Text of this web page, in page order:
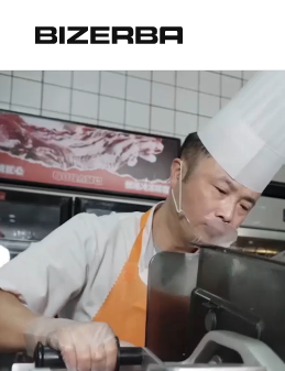
产品与解决方案
行业
经验
接触
MyBizerba
职业
cn
返回
欧洲
美国
亚洲
澳大利亚